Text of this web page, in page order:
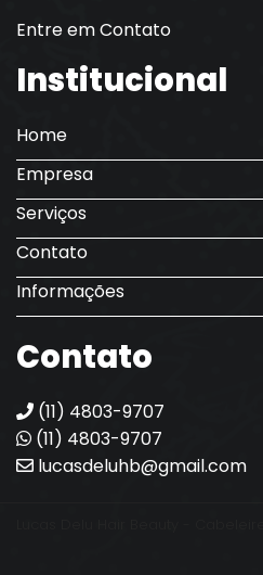
Entre em Contato
Institucional
Home
Empresa
Serviços
Contato
Informações
Contato
(11) 4803-9707
(11) 4803-9707
lucasdeluhb@gmail.com